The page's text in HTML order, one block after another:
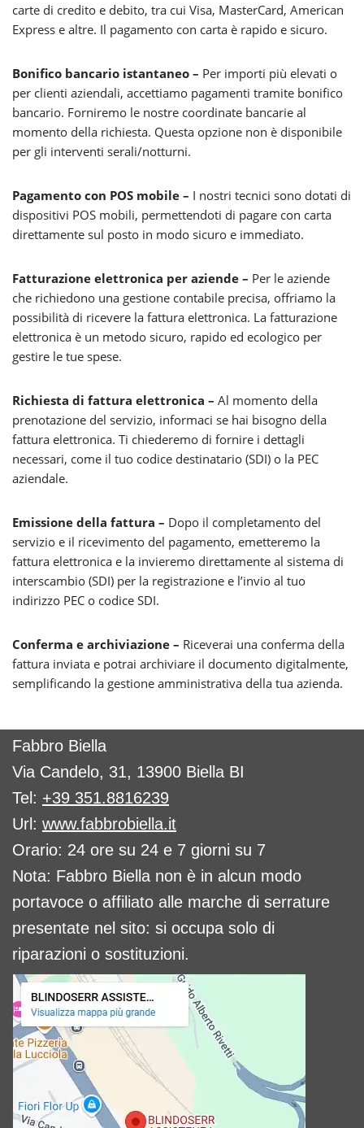
carte di credito e debito, tra cui Visa, MasterCard, American
Express e altre. Il pagamento con carta è rapido e sicuro.
Bonifico bancario istantaneo – Per importi più elevati o
per clienti aziendali, accettiamo pagamenti tramite bonifico
bancario. Forniremo le nostre coordinate bancarie al
momento della richiesta. Questa opzione non è disponibile
per gli interventi serali/notturni.
Pagamento con POS mobile – I nostri tecnici sono dotati di
dispositivi POS mobili, permettendoti di pagare con carta
direttamente sul posto in modo sicuro e immediato.
Fatturazione elettronica per aziende – Per le aziende
che richiedono una gestione contabile precisa, offriamo la
possibilità di ricevere la fattura elettronica. La fatturazione
elettronica è un metodo sicuro, rapido ed ecologico per
gestire le tue spese.
Richiesta di fattura elettronica – Al momento della
prenotazione del servizio, informaci se hai bisogno della
fattura elettronica. Ti chiederemo di fornire i dettagli
necessari, come il tuo codice destinatario (SDI) o la PEC
aziendale.
Emissione della fattura – Dopo il completamento del
servizio e il ricevimento del pagamento, emetteremo la
fattura elettronica e la invieremo direttamente al sistema di
interscambio (SDI) per la registrazione e l’invio al tuo
indirizzo PEC o codice SDI.
Conferma e archiviazione – Riceverai una conferma della
fattura inviata e potrai archiviare il documento digitalmente,
semplificando la gestione amministrativa della tua azienda.
Fabbro Biella
Via Candelo, 31, 13900 Biella BI
Tel: +39 351.8816239
Url: www.fabbrobiella.it
Orario: 24 ore su 24 e 7 giorni su 7
Nota: Fabbro Biella non è in alcun modo
portavoce o affiliato alle marche di serrature
presentate nel sito: si occupa solo di
riparazioni o sostituzioni.